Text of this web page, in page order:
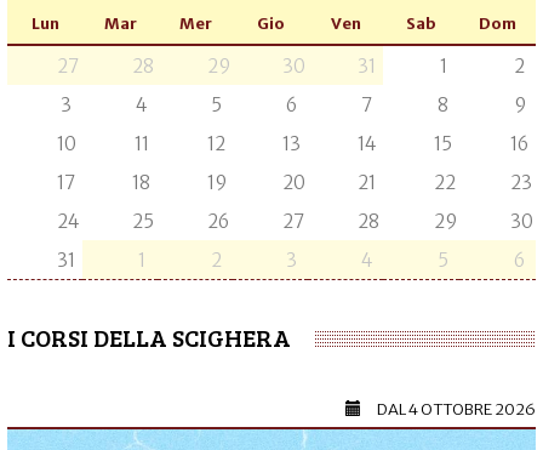
Lun Mar Mer Gio Ven Sab Dom
27 28 29 30 31 1
2
3
4 5 6 7 8
9
10
11 12 13 14 15
16
17
18 19 20 21 22
23
24
25 26 27 28 29
30
31
1 2 3 4 5 6
I CORSI DELLA SCIGHERA
DAL4 OTTOBRE 2026